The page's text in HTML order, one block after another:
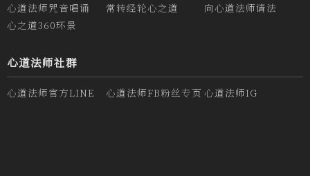
心道法师咒音唱诵 常转经轮心之道
向心道法师请法
心之道360环景
心道法师社群
心道法师官方LINE 心道法师FB粉丝专页 心道法师IG